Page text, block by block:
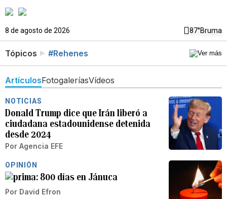
8 de agosto de 2026 87°Bruma
Tópicos #Rehenes
ArtículosFotogaleríasVídeos
NOTICIAS
Donald Trump dice que Irán liberó a
ciudadana estadounidense detenida
desde 2024
Por Agencia EFE
OPINIÓN
800 días en Jánuca
Por David Efron